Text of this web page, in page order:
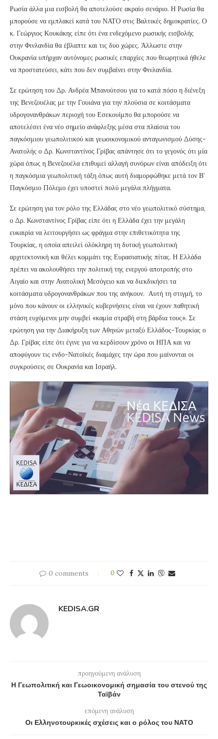
Ρωσία άλλα μια εισβολή θα αποτελούσε ακραίο σενάριο. Η Ρωσία θα
μπορούσε να εμπλακεί κατά του ΝΑΤΟ στις Βαλτικές δημοκρατίες. Ο
κ. Γεώργιος Κουκάκης είπε ότι ένα ενδεχόμενο ρωσικής εισβολής
στην Φινλανδία θα έβλαπτε και τις δυο χώρες. Άλλωστε στην
Ουκρανία υπήρχαν αυτόνομες ρωσικές επαρχίες που θεωρητικά ήθελε
να προστατεύσει, κάτι που δεν συμβαίνει στην Φινλανδία.
Σε ερώτηση του Δρ. Ανδρέα Μπανούτσου για το κατά πόσο η διένεξη
της Βενεζουέλας με την Γουιάνα για την πλούσια σε κοιτάσματα
υδρογονανθράκων περιοχή του Εσεκουίμπο θα μπορούσε να
αποτελέσει ένα νέο σημείο ανάφλεξης μέσα στα πλαίσια του
παγκόσμιου γεωπολιτικού και γεωοικονομικού ανταγωνισμού Δύσης-
Ανατολής ο Δρ. Κωνσταντίνος Γρίβας απάντησε ότι το γεγονός ότι μία
χώρα όπως η Βενεζουέλα επιθυμεί αλλαγή συνόρων είναι απόδειξη ότι
η παγκόσμια γεωπολιτική τάξη όπως αυτή διαμορφώθηκε μετά τον Β’
Παγκόσμιο Πόλεμο έχει υποστεί πολύ μεγάλα πλήγματα.
Σε ερώτηση για τον ρόλο της Ελλάδας στο νέο γεωπολιτικό σύστημα,
ο Δρ. Κωνσταντίνος Γρίβας είπε ότι η Ελλάδα έχει την μεγάλη
ευκαιρία να λειτουργήσει ως φράγμα στην επιθετικότητα της
Τουρκίας, η οποία απειλεί ολόκληρη τη δυτική γεωπολιτική
αρχιτεκτονική και θέλει κομμάτι της Ευρασιατικής πίτας. Η Ελλάδα
πρέπει να ακολουθήσει την πολιτική της ενεργού αποτροπής στο
Αιγαίο και στην Ανατολική Μεσόγειο και να διεκδικήσει τα
κοιτάσματα υδρογονανθράκων που της ανήκουν. Αυτή τη στιγμή, το
μόνο που κάνουν οι ελληνικές κυβερνήσεις είναι να έχουν παθητική
στάση ευχόμενοι μην συμβεί «καμία στραβή στη βάρδια τους». Σε
ερώτηση για την Διακήρυξη των Αθηνών μεταξύ Ελλάδος-Τουρκίας ο
Δρ. Γρίβας είπε ότι έγινε για να κερδίσουν χρόνο οι ΗΠΑ και να
αποφύγουν τις ενδο-Νατοϊκές διαμάχες την ώρα που μαίνονται οι
συγκρούσεις σε Ουκρανία και Ισραήλ.
0 comments 0
KEDISA.GR
προηγούμενη ανάλυση
Η Γεωπολιτική και Γεωοικονομική σημασία του στενού της
Ταϊβάν
επόμενη ανάλυση
Οι Ελληνοτουρκικές σχέσεις και ο ρόλος του ΝΑΤΟ